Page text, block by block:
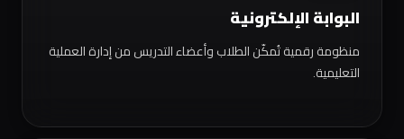
البوابة الإلكترونية
منظومة رقمية تُمكّن الطلاب وأعضاء التدريس من إدارة العملية
التعليمية.